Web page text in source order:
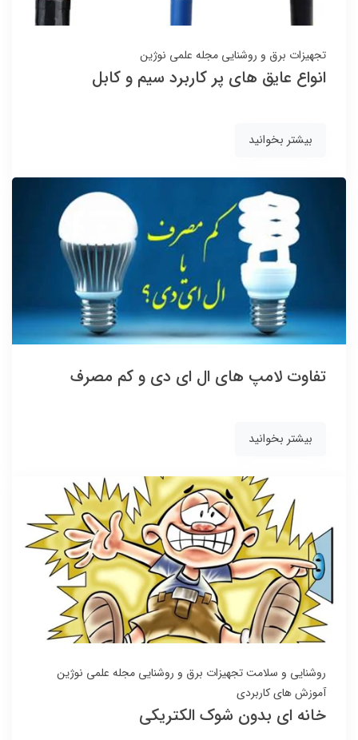
تجهیزات برق و روشنایی مجله علمی نوژین
انواع عایق های پر کاربرد سیم و کابل
بیشتر بخوانید
تفاوت لامپ های ال ای دی و کم مصرف
بیشتر بخوانید
روشنایی و سلامتتجهیزات برق و روشنایی مجله علمی نوژین
آموزش های کاربردی
خانه ای بدون شوک الکتریکی